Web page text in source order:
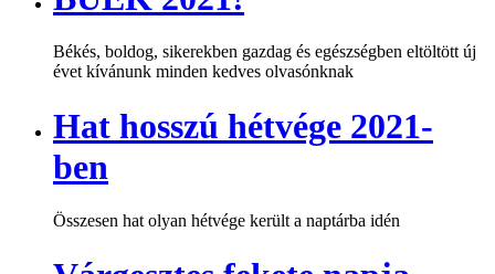
Békés, boldog, sikerekben gazdag és egészségben eltöltött új
évet kívánunk minden kedves olvasónknak
Hat hosszú hétvége 2021-
ben
Összesen hat olyan hétvége került a naptárba idén